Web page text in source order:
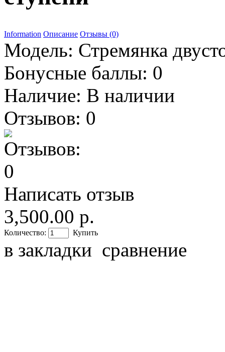
Information Описание Отзывы (0)
Модель: Стремянка
Бонусные баллы: 0
Наличие: В наличии
Отзывов: 0
Написать отзыв
3,500.00 р.
Количество: Купить
в закладки сравнение